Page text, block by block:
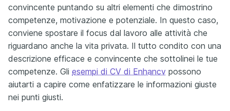
convincente puntando su altri elementi che dimostrino
competenze, motivazione e potenziale. In questo caso,
conviene spostare il focus dal lavoro alle attività che
riguardano anche la vita privata. Il tutto condito con una
descrizione efficace e convincente che sottolinei le tue
competenze. Gli esempi di CV di Enhancv possono
aiutarti a capire come enfatizzare le informazioni giuste
nei punti giusti.